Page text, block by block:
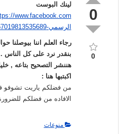
0
0
لينك البوست
الرسمي-1767019813535689/
بنقدر نرد على كل الناس
هننشر التصحيح بتاعه ,
اكبتبها هنا :
من فضلكم ياريت تشوفو
الافاده من فضلكم
منوعات